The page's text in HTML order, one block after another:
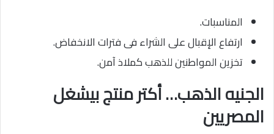
المناسبات.
ارتفاع الإقبال على الشراء فى فترات الانخفاض.
تخزين المواطنين للذهب كملاذ آمن.
الجنيه الذهب… أكتر منتج بيشغل
المصريين